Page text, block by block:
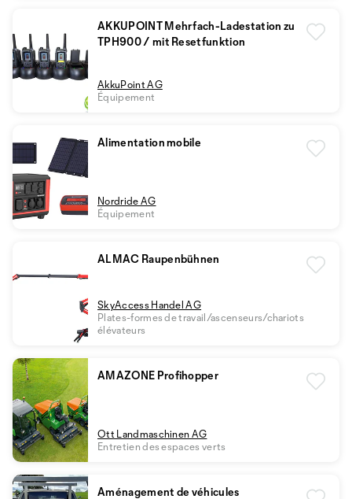
AKKUPOINT Mehrfach-Ladestation zu
TPH900 / mit Resetfunktion
AkkuPoint AG
Équipement
Alimentation mobile
Nordride AG
Équipement
ALMAC Raupenbühnen
SkyAccess Handel AG
Plates-formes de travail/ascenseurs/chariots
élévateurs
AMAZONE Profihopper
Ott Landmaschinen AG
Entretien des espaces verts
Aménagement de véhicules